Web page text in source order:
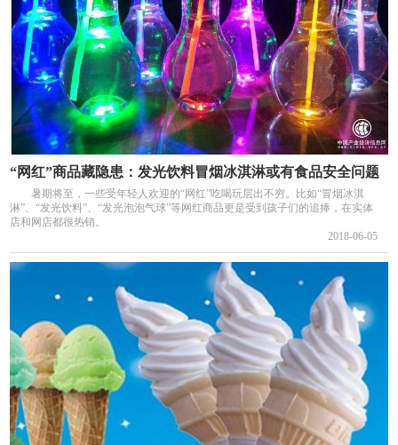
“网红”商品藏隐患：发光饮料冒烟冰淇淋或有食品安全问题
暑期将至，一些受年轻人欢迎的“网红”吃喝玩层出不穷。比如“冒烟冰淇
淋”、“发光饮料”、“发光泡泡气球”等网红商品更是受到孩子们的追捧，在实体
店和网店都很热销。
2018-06-05